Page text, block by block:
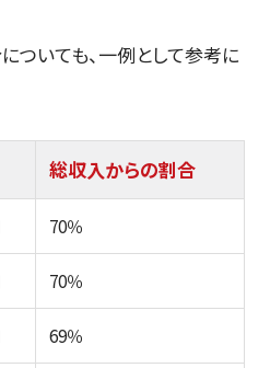
ついても、一例として参考に
総収入からの割合
70％
70％
69％